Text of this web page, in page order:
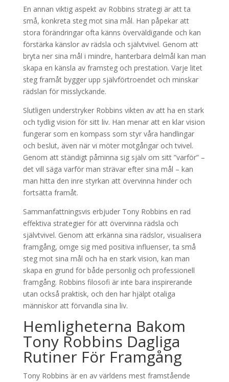
En annan viktig aspekt av Robbins strategi är att ta
små, konkreta steg mot sina mål. Han påpekar att
stora förändringar ofta känns överväldigande och kan
förstärka känslor av rädsla och självtvivel. Genom att
bryta ner sina mål i mindre, hanterbara delmål kan man
skapa en känsla av framsteg och prestation. Varje litet
steg framåt bygger upp självförtroendet och minskar
rädslan för misslyckande.
Slutligen understryker Robbins vikten av att ha en stark
och tydlig vision för sitt liv. Han menar att en klar vision
fungerar som en kompass som styr våra handlingar
och beslut, även när vi möter motgångar och tvivel.
Genom att ständigt påminna sig själv om sitt ”varför” –
det vill säga varför man strävar efter sina mål – kan
man hitta den inre styrkan att övervinna hinder och
fortsätta framåt.
Sammanfattningsvis erbjuder Tony Robbins en rad
effektiva strategier för att övervinna rädsla och
självtvivel. Genom att erkänna sina rädslor, visualisera
framgång, omge sig med positiva influenser, ta små
steg mot sina mål och ha en stark vision, kan man
skapa en grund för både personlig och professionell
framgång. Robbins filosofi är inte bara inspirerande
utan också praktisk, och den har hjälpt otaliga
människor att förvandla sina liv.
Hemligheterna Bakom
Tony Robbins Dagliga
Rutiner För Framgång
Tony Robbins är en av världens mest framstående